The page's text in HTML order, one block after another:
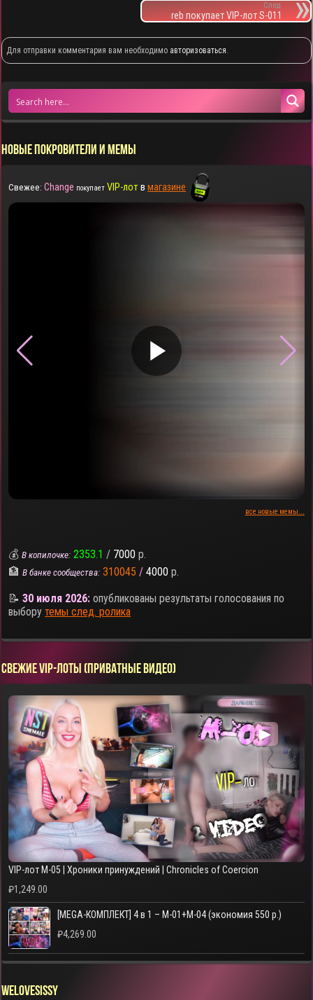
След.
reb покупает VIP-лот S-011
Для отправки комментария вам необходимо авторизоваться.
НОВЫЕ ПОКРОВИТЕЛИ И МЕМЫ
Свежее: Change покупает VIP-лотвмагазине
▶
все новые мемы...
💰В копилочке: 2353.1 / 7000 р.
🏦В банке сообщества: 310045 / 4000 р.
📝30 июля 2026: опубликованы результаты голосования по
выборутемы след. ролика
СВЕЖИЕ VIP-ЛОТЫ (ПРИВАТНЫЕ ВИДЕО)
▶
VIP-лот M-05 | Хроники принуждений | Chronicles of Coercion
₽1,249.00
[MEGA-КОМПЛЕКТ] 4 в 1 – M-01+M-04 (экономия 550 р.)
₽4,269.00
WELOVESISSY